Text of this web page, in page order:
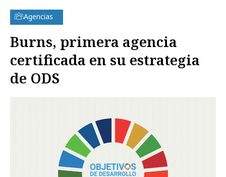
Agencias
Burns, primera agencia
certificada en su estrategia
de ODS